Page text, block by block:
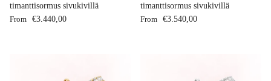
timanttisormus sivukivillä
Regular price
From €3.440,00
timanttisormus sivukivillä
Regular price
From €3.540,00